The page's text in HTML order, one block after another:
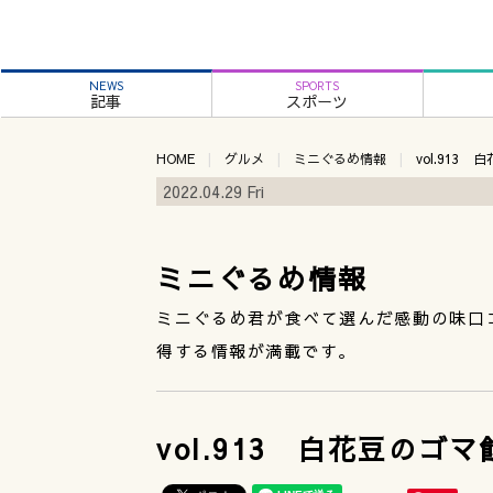
NEWS
記事
SPORTS
スポーツ
HOME グルメ ミニぐるめ情報 vol.913 白
2022.04.29 Fri
ミニぐるめ情報
ミニぐるめ君が食べて選んだ感動の味
得する情報が満載です。
vol.913 白花豆のゴマ